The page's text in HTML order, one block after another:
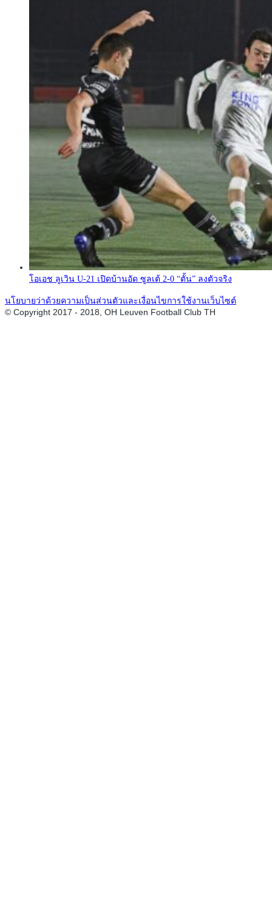
โอเอช ลูเวิน U-21 เปิดบ้านอัด ซูลเต้ 2-0 “ตั้น” ลงตัวจริง
นโยบายว่าด้วยความเป็นส่วนตัวและเงื่อนไขการใช้งานเว็บไซต์
© Copyright 2017 - 2018, OH Leuven Football Club TH